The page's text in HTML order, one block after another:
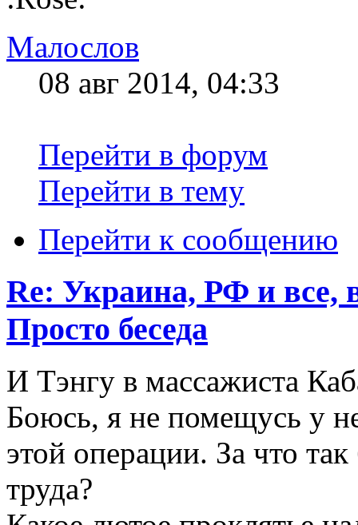
Малослов
08 авг 2014, 04:33
Перейти в форум
Перейти в тему
Перейти к сообщению
Re: Украина, РФ и все,
Просто беседа
И Тэнгу в массажиста
Боюсь, я не помещусь у
этой операции. За что
труда?